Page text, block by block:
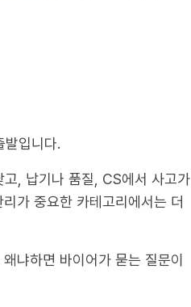
발입니다.
고, 납기나 품질, CS에서 사고가
가 중요한 카테고리에서는 더
냐하면 바이어가 묻는 질문이